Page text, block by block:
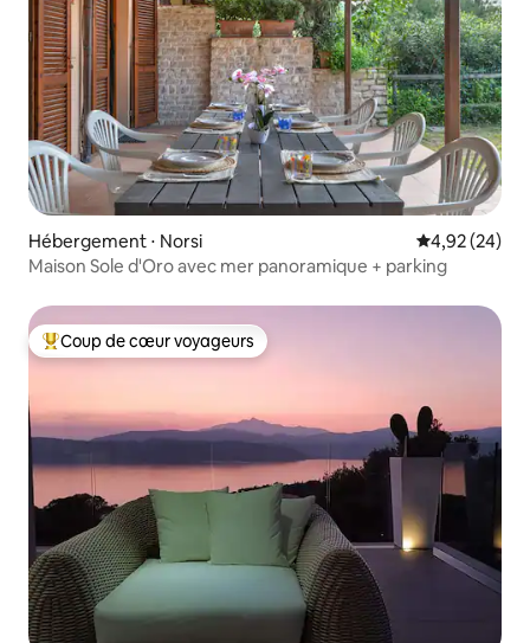
Hébergement ⋅ Norsi Évaluation
4,92 (24)
Maison Sole d'Oro avec mer panoramique + parking
Coups de cœur voyageurs les plus appréciés
Coup de cœur voyageurs